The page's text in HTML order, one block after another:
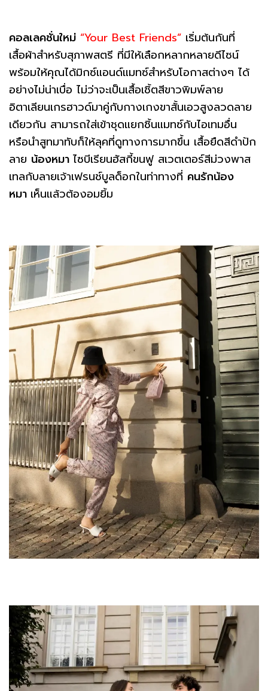
คอลเลคชั่นใหม่ “Your Best Friends” เริ่มต้นกันที่
เสื้อผ้าสำหรับสุภาพสตรี ที่มีให้เลือกหลากหลายดีไซน์
พร้อมให้คุณได้มิกซ์แอนด์แมทซ์สำหรับโอกาสต่างๆ ได้
อย่างไม่น่าเบื่อ ไม่ว่าจะเป็นเสื้อเชิ้ตสีขาวพิมพ์ลาย
อิตาเลียนเกรฮาวด์มาคู่กับกางเกงขาสั้นเอวสูงลวดลาย
เดียวกัน สามารถใส่เข้าชุดแยกชิ้นแมทซ์กับไอเทมอื่น
หรือนำสูทมาทับก็ให้ลุคที่ดูทางการมากขึ้น เสื้อยืดสีดำปัก
ลาย น้องหมา ไซบีเรียนฮัสกี้ขนฟู สเวตเตอร์สีม่วงพาส
เทลกับลายเจ้าเฟรนช์บูลด็อกในท่าทางที่ คนรักน้อง
หมา เห็นแล้วต้องอมยิ้ม